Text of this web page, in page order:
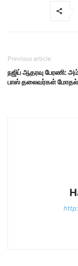
Previous article
நஜிப் ஆதரவு பேரணி:
பாஸ் தலைவர்கள் மோதல்